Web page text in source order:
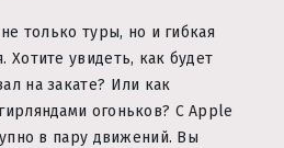
только туры, но и гибкая
Хотите увидеть, как будет
на закате? Или как
огоньков? С Apple
в пару движений. Вы